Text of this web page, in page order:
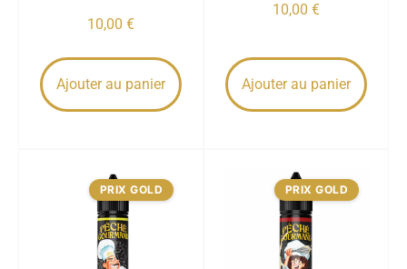
10,00 €
Ajouter au panier
10,00 €
Ajouter au panier
PRIX GOLD PRIX GOLD